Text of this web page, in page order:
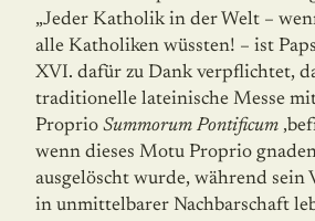
„Jeder Katholik in der Welt –
alle Katholiken wüssten! – ist
XVI. dafür zu Dank verpflichtet,
traditionelle lateinische Messe
Proprio Summorum Pontificum
wenn dieses Motu Proprio
ausgelöscht wurde, während sein
in unmittelbarer Nachbarschaft